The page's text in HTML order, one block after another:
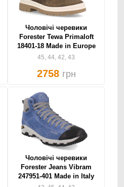
Чоловічі черевики
Forester Tewa Primaloft
18401-18 Made in Europe
45, 44, 42, 43
2758 грн
Чоловічі черевики
Forester Jeans Vibram
247951-401 Made in Italy